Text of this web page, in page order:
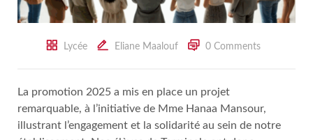
Lycée Eliane Maalouf 0 Comments
La promotion 2025 a mis en place un projet
remarquable, à l’initiative de Mme Hanaa Mansour,
illustrant l’engagement et la solidarité au sein de notre